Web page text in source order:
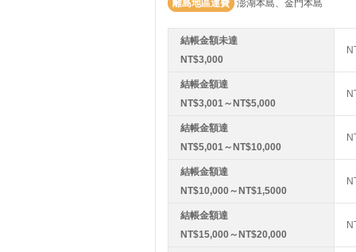
離島地區運費 澎湖本島、金門本島
結帳金額未達
NT$3,000
結帳金額達
NT$3,001～NT$5,000
結帳金額達
NT$5,001～NT$10,000
結帳金額達
NT$10,000～NT$1,5000
結帳金額達
NT$15,000～NT$20,000